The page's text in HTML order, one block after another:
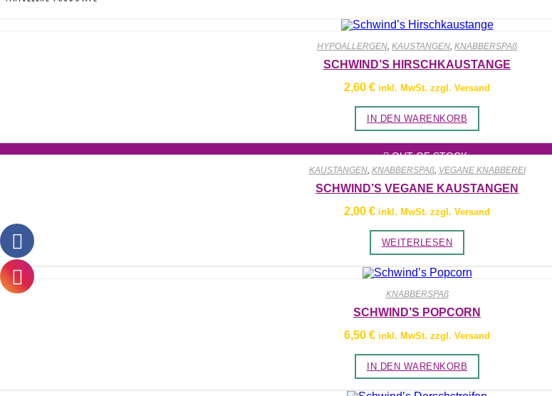
HYPOALLERGEN KAUSTANGEN KNABBERSPAß
SCHWIND’S HIRSCHKAUSTANGE
2,60 € inkl. MwSt. zzgl. Versand
IN DEN WARENKORB
OUT OF STOCK
KAUSTANGEN, KNABBERSPAß, VEGANE KNABBEREI
SCHWIND’S VEGANE KAUSTANGEN
2,00 € inkl. MwSt. zzgl. Versand
WEITERLESEN
KNABBERSPAß
SCHWIND’S POPCORN
6,50 € inkl. MwSt. zzgl. Versand
IN DEN WARENKORB